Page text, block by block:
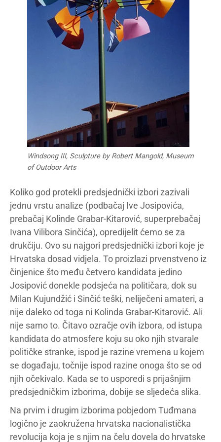
Windsong III, Sculpture by Robert Mangold, Museum
of Outdoor Arts
Koliko god protekli predsjednički izbori zazivali
jednu vrstu analize (podbačaj Ive Josipovića,
prebačaj Kolinde Grabar-Kitarović, superprebačaj
Ivana Vilibora Sinčića), opredijelit ćemo se za
drukčiju. Ovo su najgori predsjednički izbori koje je
Hrvatska dosad vidjela. To proizlazi prvenstveno iz
činjenice što među četvero kandidata jedino
Josipović donekle podsjeća na političara, dok su
Milan Kujundžić i Sinčić teški, neliječeni amateri, a
nije daleko od toga ni Kolinda Grabar-Kitarović. Ali
nije samo to. Čitavo ozračje ovih izbora, od istupa
kandidata do atmosfere koju su oko njih stvarale
političke stranke, ispod je razine vremena u kojem
se događaju, točnije ispod razine onoga što se od
njih očekivalo. Kada se to usporedi s prijašnjim
predsjedničkim izborima, dobije se sljedeća slika.
Na prvim i drugim izborima pobjedom Tuđmana
logično je zaokružena hrvatska nacionalistička
revolucija koja je s njim na čelu dovela do hrvatske